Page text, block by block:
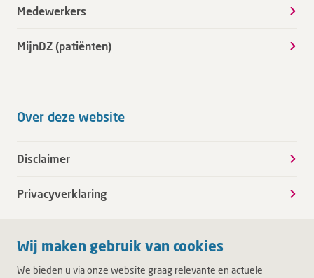
Wij maken gebruik van cookies
We bieden u via onze website graag relevante en actuele
Medewerkers
MijnDZ (patiënten)
Over deze website
Disclaimer
Privacyverklaring